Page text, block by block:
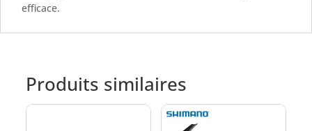
efficace.
Produits similaires